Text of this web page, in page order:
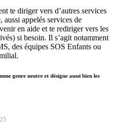
te diriger vers d’autres services
aussi appelés services de
en aide et te rediriger vers les
si besoin. Il s’agit notamment
des équipes SOS Enfants ou
genre neutre et désigne aussi bien les